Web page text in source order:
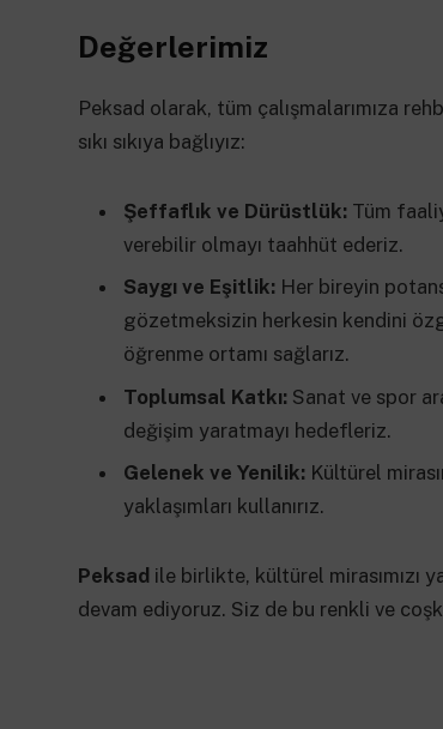
Değerlerimiz
Peksad olarak, tüm çalışmalarımıza
sıkı sıkıya bağlıyız:
Şeffaflık ve Dürüstlük: Tüm
verebilir olmayı taahhüt ederiz.
Saygı ve Eşitlik: Her bireyin
gözetmeksizin herkesin kendini
öğrenme ortamı sağlarız.
Toplumsal Katkı: Sanat ve spor
değişim yaratmayı hedefleriz.
Gelenek ve Yenilik: Kültürel
yaklaşımları kullanırız.
Peksad ile birlikte, kültürel mirasımızı
devam ediyoruz. Siz de bu renkli ve